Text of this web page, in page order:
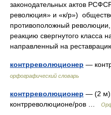
законодательных актов
революция» и «к/р»)
противоположный
реакцию свергнутого класса
направленный на
контрреволюционер —
орфографический словарь
контрреволюционер — (2 м);
контрреволюционе/ров …